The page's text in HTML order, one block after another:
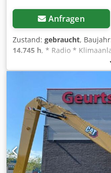
Anfragen
Zustand: gebraucht,
14.745 h, * Radio *
Lenkung * Rückfahrkamera
Gewicht: 24.000 kg -----
Irrtümer &
Agnjrf WhatsApp-Support
Fahrzeug oder für weitere
bequem per WhatsApp
Whatsapp Deutsch,